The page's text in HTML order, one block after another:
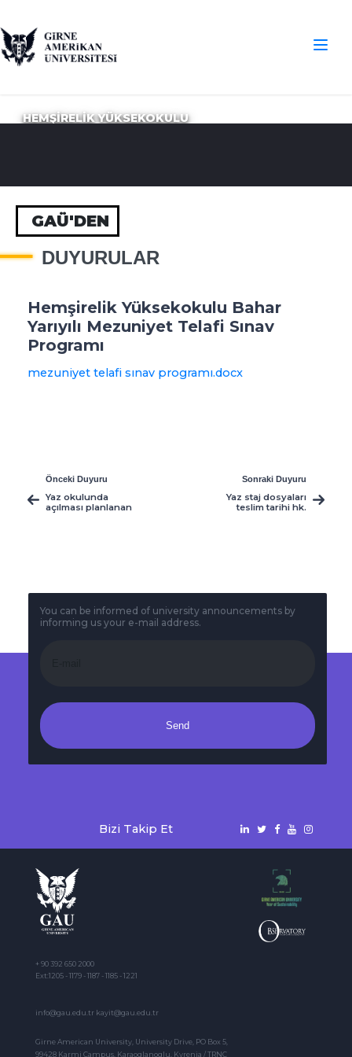
HEMŞİRELİK YÜKSEKOKULU
GAÜ'DEN
DUYURULAR
Hemşirelik Yüksekokulu Bahar
Yarıyılı Mezuniyet Telafi Sınav
Programı
mezuniyet telafi sınav programı.docx
Önceki Duyuru
Yaz okulunda
açılması planlanan
Sonraki Duyuru
Yaz staj dosyaları
teslim tarihi hk.
You can be informed of university announcements by
informing us your e-mail address.
Send
Bizi Takip Et
+ 90 392 650 2000
Ext:1205 - 1179 - 1187 - 1185 - 1221
info@gau.edu.tr kayit@gau.edu.tr
Girne American University, University Drive, PO Box 5,
99428 Karmi Campus, Karaoglanoglu, Kyrenia / TRNC